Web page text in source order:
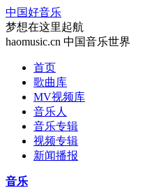
中国好音乐
梦想在这里起航
haomusic.cn 中国音乐世界
首页
歌曲库
MV视频库
音乐人
音乐专辑
视频专辑
新闻播报
音乐